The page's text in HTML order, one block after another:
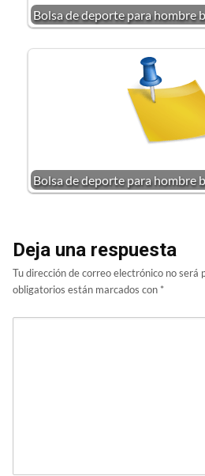
Bolsa de deporte para hombre
Bolsa de deporte para hombre
Deja una respuesta
Tu dirección de correo electrónico no será
obligatorios están marcados con *